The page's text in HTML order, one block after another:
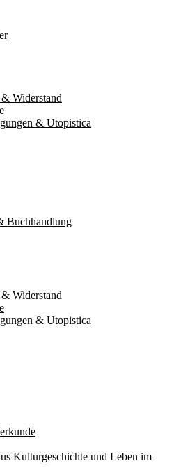
Widerstand
& Utopistica
Widerstand
& Utopistica
Kulturgeschichte und Leben im